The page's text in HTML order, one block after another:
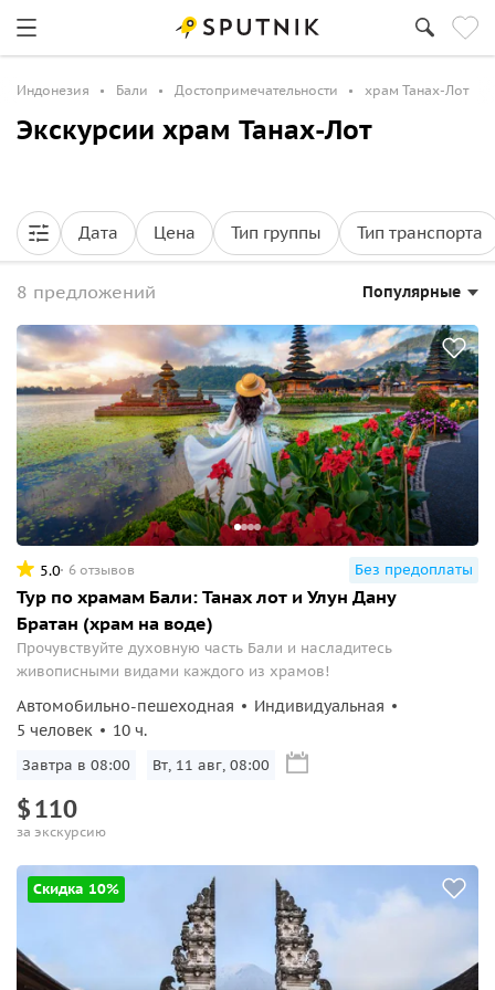
Индонезия Бали Достопримечательности храм Танах-Лот
Экскурсии храм Танах-Лот
Дата Цена Тип группы Тип транспорта
8 предложений Популярные
5.0 6 отзывов Без предоплаты
Тур по храмам Бали: Танах лот и Улун Дану
Братан (храм на воде)
Прочувствуйте духовную часть Бали и насладитесь
живописными видами каждого из храмов!
Автомобильно-пешеходная
Индивидуальная
5 человек
10 ч.
Завтра в 08:00 Вт, 11 авг, 08:00
$110
за экскурсию
Скидка 10%